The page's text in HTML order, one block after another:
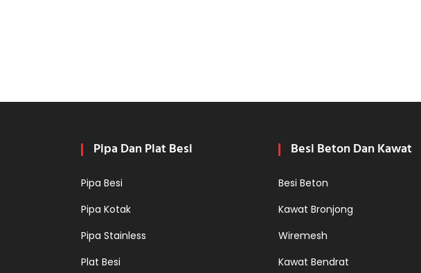
Pipa Dan Plat Besi
Pipa Besi
Pipa Kotak
Pipa Stainless
Plat Besi
Besi Beton Dan Kawat
Besi Beton
Kawat Bronjong
Wiremesh
Kawat Bendrat